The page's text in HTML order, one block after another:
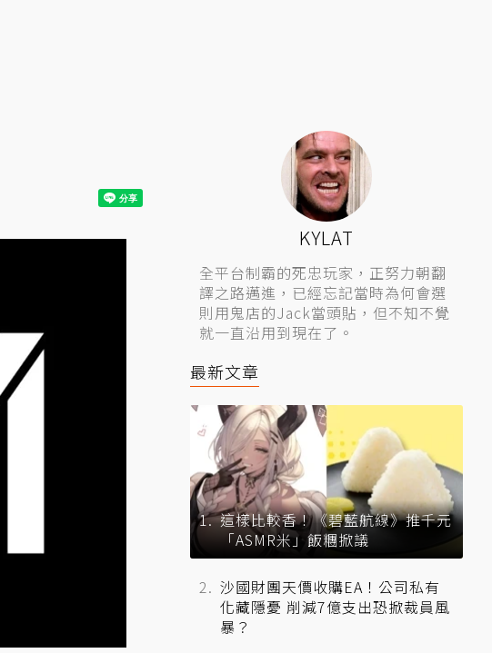
KYLAT
全平台制霸的死忠玩家，正努力朝翻
譯之路邁進，已經忘記當時為何會選
則用鬼店的Jack當頭貼，但不知不覺
就一直沿用到現在了。
最新文章
這樣比較香！《碧藍航線》推千元
「ASMR米」飯糰掀議
沙國財團天價收購EA！公司私有
化藏隱憂 削減7億支出恐掀裁員風
暴？